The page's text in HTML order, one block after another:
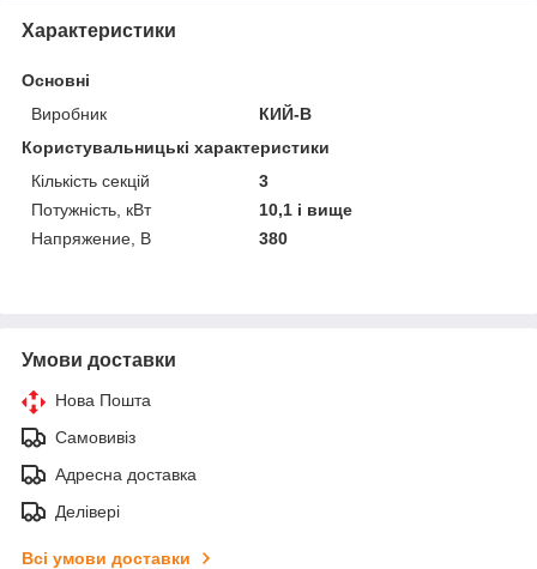
Характеристики
Основні
Виробник
КИЙ-В
Користувальницькі характеристики
Кількість секцій
3
Потужність, кВт
10,1 і вище
Напряжение, В
380
Умови доставки
Нова Пошта
Самовивіз
Адресна доставка
Делівері
Всі умови доставки